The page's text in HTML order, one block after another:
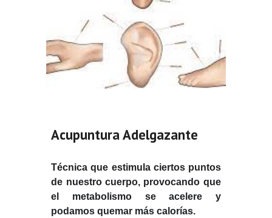
Acupuntura Adelgazante
Técnica que estimula ciertos puntos
de nuestro cuerpo, provocando que
el metabolismo se acelere y
podamos quemar más calorías.